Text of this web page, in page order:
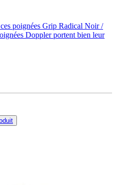
poignées Grip Radical Noir /
Doppler portent bien leur